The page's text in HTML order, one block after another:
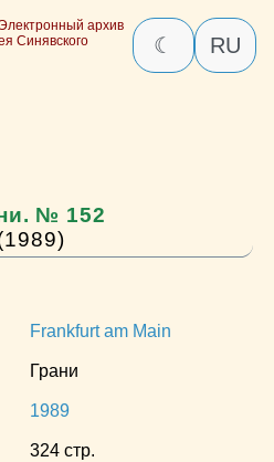
архив
Синявского
☾ RU
№ 152
Frankfurt am Main
Грани
1989
324 стр.